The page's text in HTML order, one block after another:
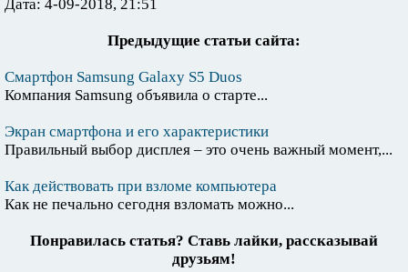
Дата: 4-09-2018, 21:51
Предыдущие статьи сайта:
Смартфон Samsung Galaxy S5 Duos
Компания Samsung объявила о старте...
Экран смартфона и его характеристики
Правильный выбор дисплея – это очень важный момент,...
Как действовать при взломе компьютера
Как не печально сегодня взломать можно...
Понравилась статья? Ставь лайки, рассказывай
друзьям!